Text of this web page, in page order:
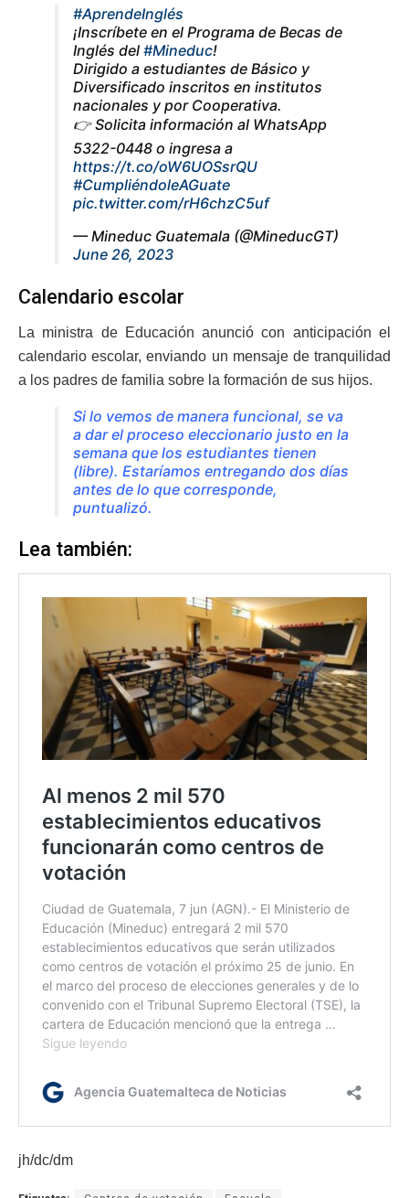
#AprendeInglés
¡Inscríbete en el Programa de Becas de
Inglés del #Mineduc!
Dirigido a estudiantes de Básico y
Diversificado inscritos en institutos
nacionales y por Cooperativa.
👉 Solicita información al WhatsApp
5322-0448 o ingresa a
https://t.co/oW6UOSsrQU
#CumpliéndoleAGuate
pic.twitter.com/rH6chzC5uf
— Mineduc Guatemala (@MineducGT)
June 26, 2023
Calendario escolar
La ministra de Educación anunció con anticipación el
calendario escolar, enviando un mensaje de tranquilidad
a los padres de familia sobre la formación de sus hijos.
Si lo vemos de manera funcional, se va
a dar el proceso eleccionario justo en la
semana que los estudiantes tienen
(libre). Estaríamos entregando dos días
antes de lo que corresponde,
puntualizó.
Lea también:
jh/dc/dm